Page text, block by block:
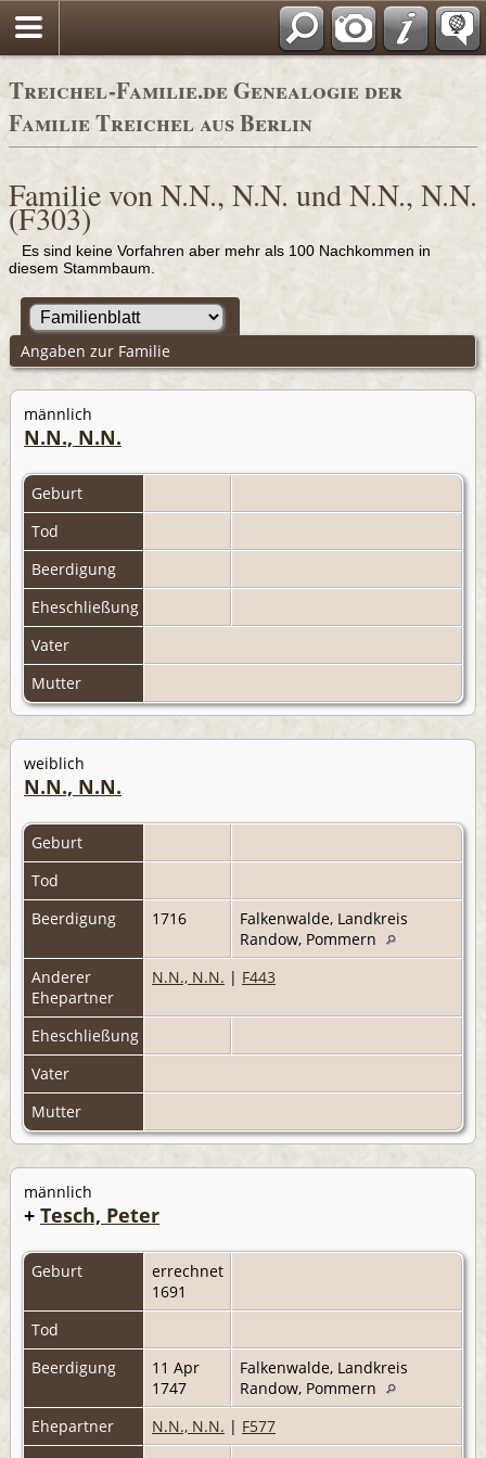
Adressbücher
Treichel-Familie.de Genealogie der
Familie Treichel aus Berlin
Familie von N.N., N.N. und N.N., N.N.
(F303)
Es sind keine Vorfahren aber mehr als 100 Nachkommen in
diesem Stammbaum.
Angaben zur Familie
männlich
N.N., N.N.
Geburt
Tod
Beerdigung
Eheschließung
Vater
Mutter
weiblich
N.N., N.N.
Geburt
Tod
Beerdigung
1716
Falkenwalde, Landkreis
Randow, Pommern
Anderer
Ehepartner
N.N., N.N. | F443
Eheschließung
Vater
Mutter
männlich
+ Tesch, Peter
Geburt
errechnet
1691
Tod
Beerdigung
11 Apr
1747
Falkenwalde, Landkreis
Randow, Pommern
Ehepartner
N.N., N.N. | F577